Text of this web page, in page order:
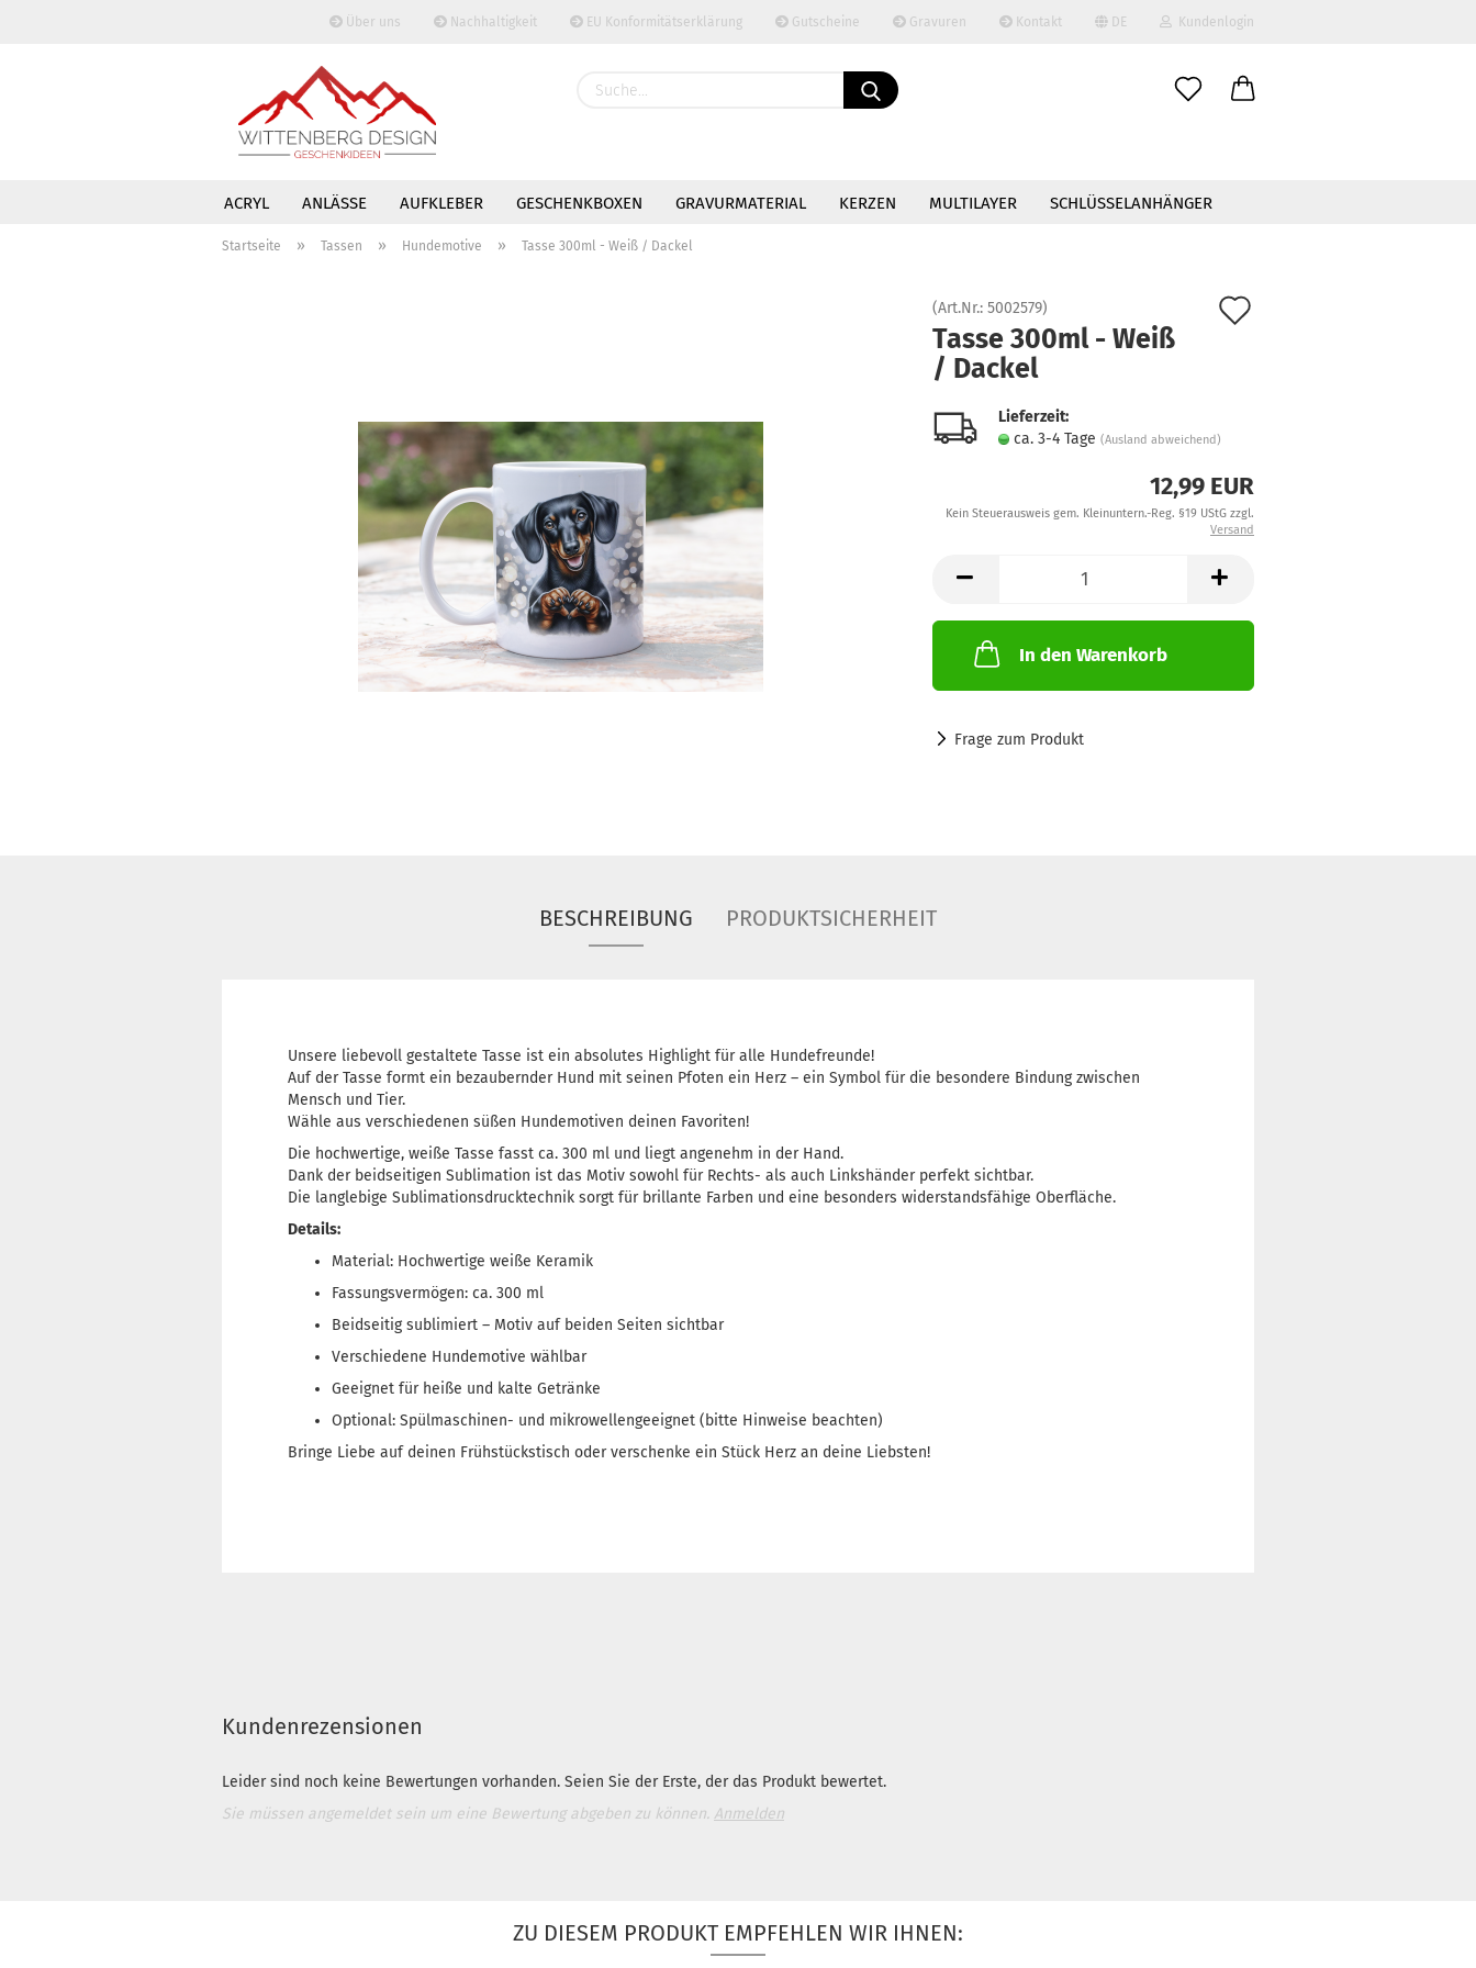
Über uns Nachhaltigkeit EU Konformitätserklärung Gutscheine Gravuren Kontakt DE
Sprache auswählen
Kundenlogin
Konto erstellen
Passwort vergessen?
ACRYL ANLÄSSE AUFKLEBER GESCHENKBOXEN GRAVURMATERIAL KERZEN MULTILAYER SCHLÜSSELANHÄNGER
TASSEN TRINKGEFÄSSE WANDDEKORATION ZUBEHÖR
Startseite » Tassen » Hundemotive » Tasse 300ml - Weiß / Dackel
(Art.Nr.: 5002579)
Tasse 300ml - Weiß
/ Dackel
Lieferzeit:
ca. 3-4 Tage (Ausland abweichend)
12,99 EUR
Kein Steuerausweis gem. Kleinuntern.-Reg. §19 UStG zzgl.
Versand
In den Warenkorb
Frage zum Produkt
BESCHREIBUNG PRODUKTSICHERHEIT
Unsere liebevoll gestaltete Tasse ist ein absolutes Highlight für alle Hundefreunde!
Auf der Tasse formt ein bezaubernder Hund mit seinen Pfoten ein Herz – ein Symbol für die besondere Bindung zwischen
Mensch und Tier.
Wähle aus verschiedenen süßen Hundemotiven deinen Favoriten!
Die hochwertige, weiße Tasse fasst ca. 300 ml und liegt angenehm in der Hand.
Dank der beidseitigen Sublimation ist das Motiv sowohl für Rechts- als auch Linkshänder perfekt sichtbar.
Die langlebige Sublimationsdrucktechnik sorgt für brillante Farben und eine besonders widerstandsfähige Oberfläche.
Details:
Material: Hochwertige weiße Keramik
Fassungsvermögen: ca. 300 ml
Beidseitig sublimiert – Motiv auf beiden Seiten sichtbar
Verschiedene Hundemotive wählbar
Geeignet für heiße und kalte Getränke
Optional: Spülmaschinen- und mikrowellengeeignet (bitte Hinweise beachten)
Bringe Liebe auf deinen Frühstückstisch oder verschenke ein Stück Herz an deine Liebsten!
Kundenrezensionen
Leider sind noch keine Bewertungen vorhanden. Seien Sie der Erste, der das Produkt bewertet.
Sie müssen angemeldet sein um eine Bewertung abgeben zu können. Anmelden
ZU DIESEM PRODUKT EMPFEHLEN WIR IHNEN: